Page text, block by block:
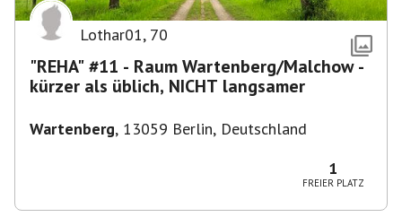
Lothar01, 70
"REHA" #11 - Raum Wartenberg/Malchow -
kürzer als üblich, NICHT langsamer
Wartenberg, 13059 Berlin, Deutschland
1
FREIER PLATZ